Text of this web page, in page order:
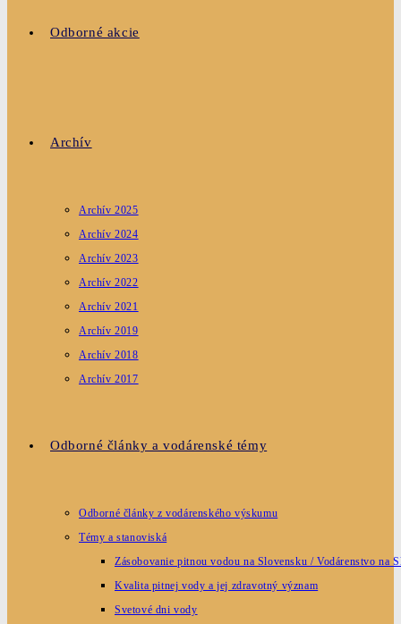
Odborné akcie
Archív
Archív 2025
Archív 2024
Archív 2023
Archív 2022
Archív 2021
Archív 2019
Archív 2018
Archív 2017
Odborné články a vodárenské témy
Odborné články z vodárenského výskumu
Témy a stanoviská
Zásobovanie pitnou vodou na Slovensku / Vodárenstvo na
Kvalita pitnej vody a jej zdravotný význam
Svetové dni vody